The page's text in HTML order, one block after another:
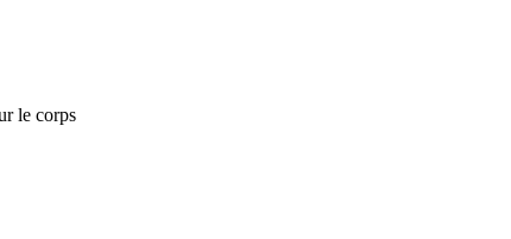
le corps